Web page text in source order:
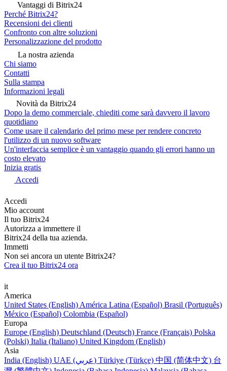
Vantaggi di Bitrix24
Perché Bitrix24?
Recensioni dei clienti
Confronto con altre soluzioni
Personalizzazione del prodotto
La nostra azienda
Chi siamo
Contatti
Sulla stampa
Informazioni legali
Novità da Bitrix24
Dopo la demo commerciale, chiediti come sarà davvero il lavoro
quotidiano
Come usare il calendario del primo mese per rendere concreto
l'utilizzo di un nuovo software
Un'interfaccia semplice è un vantaggio quando gli errori hanno un
costo elevato
Inizia gratis
Accedi
Accedi
Mio account
Il tuo Bitrix24
Autorizza a immettere il
Bitrix24 della tua azienda.
Immetti
Non sei ancora un utente Bitrix24?
Crea il tuo Bitrix24 ora
it
America
United States (English) América Latina (Español) Brasil (Português)
México (Español) Colombia (Español)
Europa
Europe (English) Deutschland (Deutsch) France (Français) Polska
(Polski) Italia (Italiano) United Kingdom (English)
Asia
India (English)
UAE (عربي) Türkiye (Türkçe) 中国 (简体中文) 台